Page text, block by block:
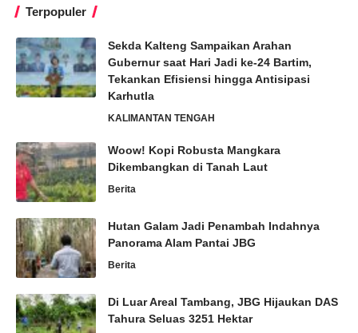
Terpopuler
Sekda Kalteng Sampaikan Arahan
Gubernur saat Hari Jadi ke-24 Bartim,
Tekankan Efisiensi hingga Antisipasi
Karhutla
KALIMANTAN TENGAH
Woow! Kopi Robusta Mangkara
Dikembangkan di Tanah Laut
Berita
Hutan Galam Jadi Penambah Indahnya
Panorama Alam Pantai JBG
Berita
Di Luar Areal Tambang, JBG Hijaukan DAS
Tahura Seluas 3251 Hektar